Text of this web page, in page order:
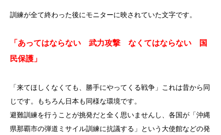
訓練が全て終わった後にモニターに映されていた文字です。
「あってはならない 武力攻撃 なくてはならない 国
民保護」
「来てほしくなくても、勝手にやってくる戦争」これは昔から同
じです。もちろん日本も同様な環境です。
避難訓練を行うことが挑発だと全く思いませんし、各国が「沖縄
県那覇市の弾道ミサイル訓練に抗議する」という大使館などの発